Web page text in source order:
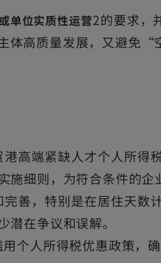
单位实质性运营2的要求，
体高质量发展，又避免“
高端紧缺人才个人所得
细则，为符合条件的企
善，特别是在居住天数
在争议和误解。
个人所得税优惠政策，确